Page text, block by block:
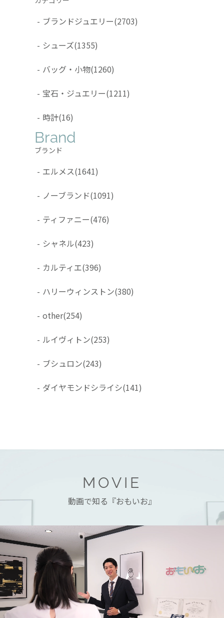
- ブランドジュエリー(2703)
- シューズ(1355)
- バッグ・小物(1260)
- 宝石・ジュエリー(1211)
- 時計(16)
Brand
ブランド
- エルメス(1641)
- ノーブランド(1091)
- ティファニー(476)
- シャネル(423)
- カルティエ(396)
- ハリーウィンストン(380)
- other(254)
- ルイヴィトン(253)
- ブシュロン(243)
- ダイヤモンドシライシ(141)
MOVIE
動画で知る『おもいお』